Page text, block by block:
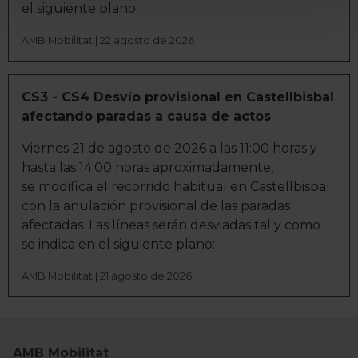
para buscar características específicas (huellas
digitales)
Obtenga más información sobre cómo se procesan sus
datos personales y establezca sus preferencias en la
sección de datos. Puede cambiar o retirar su
consentimiento en cualquier momento en la Declaración
La publicidad digital personalizada, basada en la
información recogida mediante cookies o tecnologías
similares (como, por ejemplo, la dirección IP, los
identificadores de cookies o páginas visitadas), nos
permite financiar nuestra actividad para mantener activa
esta página web sin coste para nuestros usuarios.
permiten tanto el seguimiento y análisis de tu
el siguiente plano:
AMB Mobilitat | 22 agosto de 2026
CS3 - CS4 Desvío provisional en Castellbisbal
afectando paradas a causa de actos
Viernes 21 de agosto de 2026 a las 11:00 horas y
hasta las 14:00 horas aproximadamente,
se modifica el recorrido habitual en Castellbisbal
con la anulación provisional de las paradas
afectadas. Las líneas serán desviadas tal y como
se indica en el siguiente plano:
AMB Mobilitat | 21 agosto de 2026
AMB Mobilitat